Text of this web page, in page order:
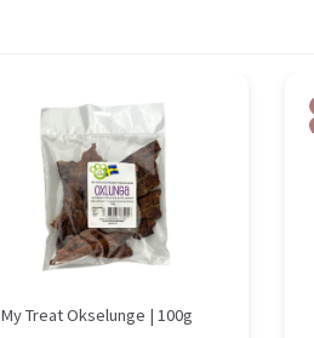
My Treat Okselunge | 100g